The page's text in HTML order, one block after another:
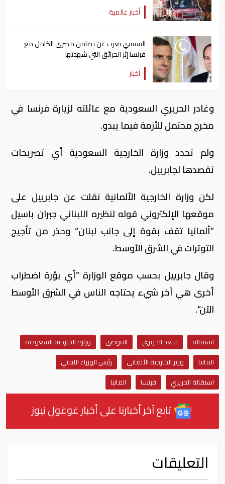
أخبار عالمية
السيسي يعرب عن تضامن مصري الكامل مع
فرنسا إثر الحرائق التي شهدتها
أخبار
وغادر الحريري السعودية مع عائلته لزيارة فرنسا في
مخرج محتمل للأزمة فيما يبدو.
ولم تحدد وزارة الخارجية السعودية أي تصريحات
تقصدها لجابرييل.
لكن وزارة الخارجية الألمانية نقلت عن جابرييل على
موقعها الإلكتروني قوله لنظيره اللبناني جبران باسيل
”ألمانيا تقف بقوة إلى جانب لبنان“ وحذر من تأجيج
التوترات في الشرق الأوسط.
وقال جابرييل بحسب موقع الوزارة ”أي بؤرة اضطراب
أخرى هي آخر شيء يحتاجه الناس في الشرق الأوسط
الآن“.
استقالة سعد الحريري الفوضى
وزارة الخارجية السعودية
المانيا
وزير الخارجية الألماني
رئيس الوزراء اللبناني
استقالة الحريري
فرنسا المانيا
تابع آخر أخبارنا على أخبار غوغول نيوز
التعليقات